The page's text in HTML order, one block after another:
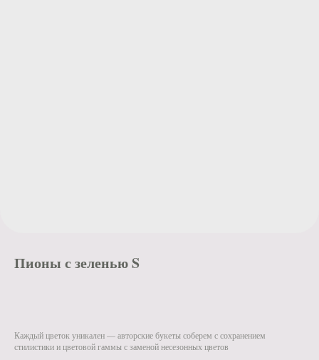
Пионы с зеленью S
Каждый цветок уникален — авторские букеты соберем с сохранением
стилистики и цветовой гаммы с заменой несезонных цветов